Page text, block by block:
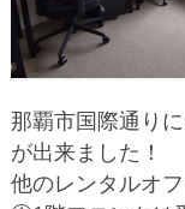
那覇市国際通り
が出来ました！
他のレンタルオ